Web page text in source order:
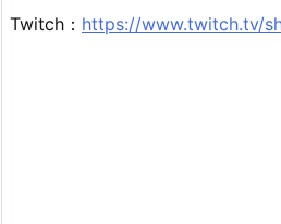
Twitch： https://www.twitch.tv/